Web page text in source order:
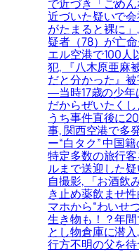
で近づき「ごめ
近づいた疑いで
がたまると裸に
疑者（78）が亡
エル空港で100人
犯, 『八木原亜麻
だと分かった』
―当時17歳の少年
だからぜいたく
うち事件直後に
事, 関西空港で多
ー“白タク” 中国
特定多数の旅行
ルまで送迎した
自撮影, 「お酒飲
き止め薬飲ませ
マホから“わいせ
生き物も！？年
とし物倉庫に潜
行方不明の父を